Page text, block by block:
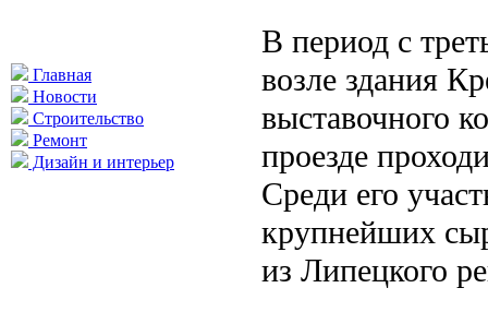
Главная
Новости
Строительство
Ремонт
Дизайн и интерьер
В период с
возле здания
выставочного
проезде
Среди его
крупнейших
из Липецкого